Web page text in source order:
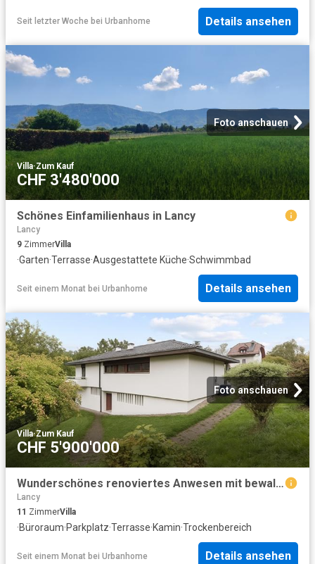
Seit letzter Woche bei Urbanhome Details ansehen
Foto anschauen
Villa·Zum Kauf
CHF 3'480'000
Schönes Einfamilienhaus in Lancy
Lancy
9 ZimmerVilla
·Garten·Terrasse·Ausgestattete Küche·Schwimmbad
Seit einem Monat bei Urbanhome Details ansehen
Foto anschauen
Villa·Zum Kauf
CHF 5'900'000
Wunderschönes renoviertes Anwesen mit bewaldetem Park im Herzen von Petit Lancy
Lancy
11 ZimmerVilla
·Büroraum·Parkplatz·Terrasse·Kamin·Trockenbereich
Seit einem Monat bei Urbanhome Details ansehen